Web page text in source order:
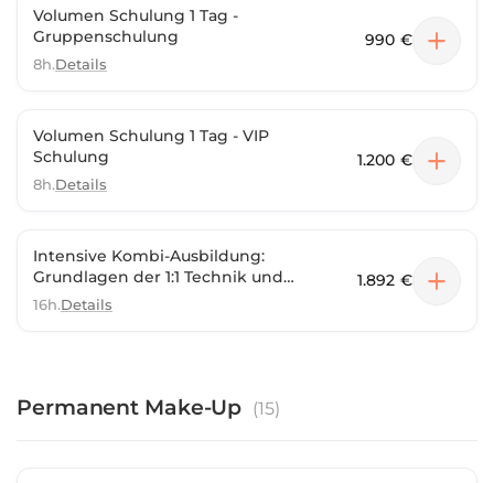
Volumen Schulung 1 Tag -
Gruppenschulung
8h.Details
990 €
Volumen Schulung 1 Tag - VIP
Schulung
8h.Details
1.200 €
Intensive Kombi-Ausbildung:
Grundlagen der 1:1 Technik und
fortgeschritteneVolumentechnik
16h.Details
1.892 €
Permanent Make-Up (15)